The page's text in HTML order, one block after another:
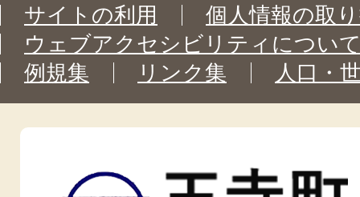
サイトの利用
個人情報の取
ウェブアクセシビリティについ
例規集
リンク集 人口・
王